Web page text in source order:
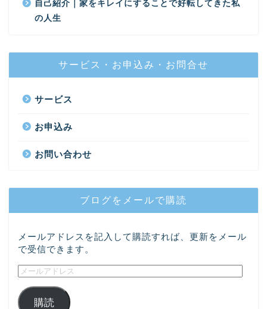
自己紹介｜家をキレイにすることで好転してきた私
の人生
サービス・お申込み・お問合せ
サービス
お申込み
お問い合わせ
ブログをメールで購読
メールアドレスを記入して購読すれば、更新をメール
で受信できます。
購読